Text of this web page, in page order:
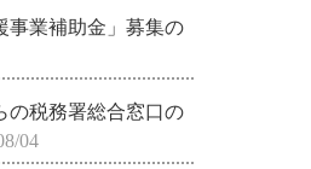
事業補助金」募集の
の税務署総合窓口の
04